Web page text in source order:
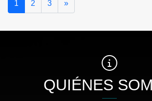
1 2 3 »Siguiente
QUIÉNES